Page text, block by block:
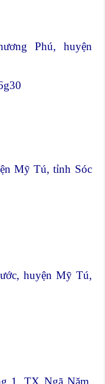
Phú, huyện
Mỹ Tú, tỉnh Sóc
huyện Mỹ Tú,
1, TX Ngã Năm,